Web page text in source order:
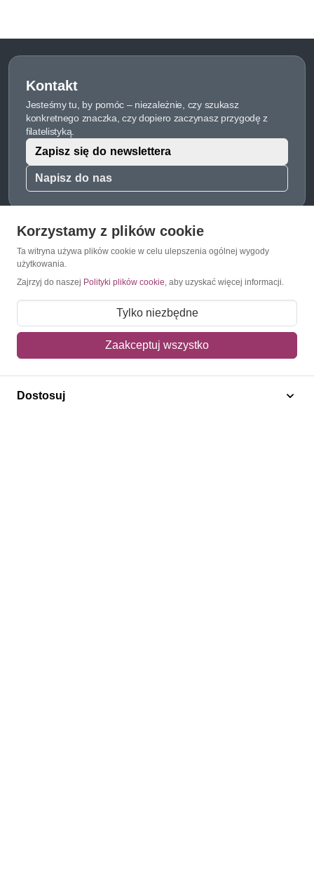
Kontakt
Jesteśmy tu, by pomóc – niezależnie, czy szukasz
konkretnego znaczka, czy dopiero zaczynasz przygodę z
filatelistyką.
Napisz do nas
Zapisz się do newslettera
O Znaczkopol.pl
O nas
Regulamin
Polityka prywatności
Korzystamy z plików cookie
Ta witryna używa plików cookie w celu ulepszenia ogólnej wygody
użytkowania.
Zajrzyj do naszej Polityki plików cookie, aby uzyskać więcej informacji.
Tylko niezbędne
Zaakceptuj wszystko
Dostosuj